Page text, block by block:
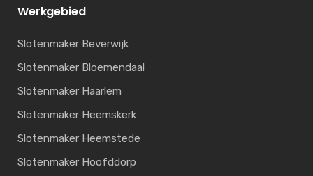
Werkgebied
Slotenmaker Beverwijk
Slotenmaker Bloemendaal
Slotenmaker Haarlem
Slotenmaker Heemskerk
Slotenmaker Heemstede
Slotenmaker Hoofddorp